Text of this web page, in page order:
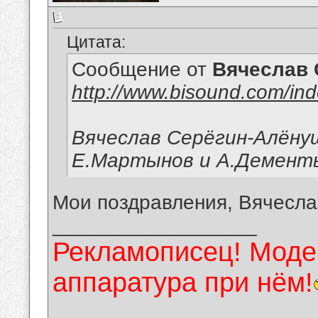
Цитата:
Сообщение от Вячеслав
http://www.bisound.com/
Вячеслав Серёгин-
Е.Мартынов и
Мои поздравления,
Рекламописец!
аппаратура при нём!